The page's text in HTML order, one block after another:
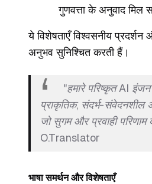
गुणवत्ता के अनुवाद मिल
ये विशेषताएँ विश्वसनीय प्रदर्शन
अनुभव सुनिश्चित करती हैं।
"हमारे परिष्कृत AI इंजन
प्राकृतिक, संदर्भ-संवेदनशील
जो सुगम और प्रवाही परिणाम
O.Translator
भाषा समर्थन और विशेषताएँ